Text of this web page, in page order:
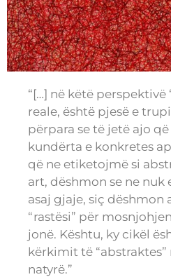
“[…] në këtë perspektivë
reale, është pjesë e
përpara se të jetë ajo
kundërta e konkretes
që ne etiketojmë si
art, dëshmon se ne
asaj gjaje, siç dëshmon
“rastësi” për
jonë. Kështu, ky cikël
kërkimit të “abstraktes”
natyrë.”